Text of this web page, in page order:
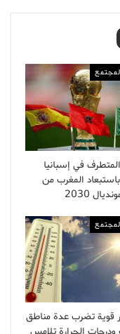
في إسبانيا
المغرب من
2030
قوية تضرب عدة مناطق